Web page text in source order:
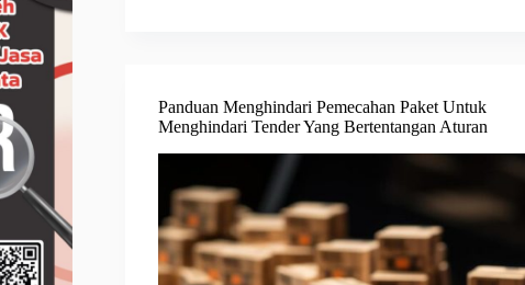
Panduan Menghindari Pemecahan Paket Untuk
Menghindari Tender Yang Bertentangan Aturan